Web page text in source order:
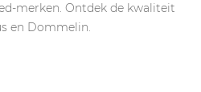
merken. Ontdek de kwaliteit
en Dommelin.